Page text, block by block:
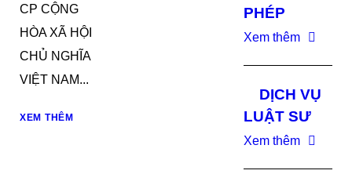
CP CỘNG
HÒA XÃ HỘI
CHỦ NGHĨA
VIỆT NAM...
XEM THÊM
PHÉP
Xem thêm
DỊCH VỤ
LUẬT SƯ
Xem thêm